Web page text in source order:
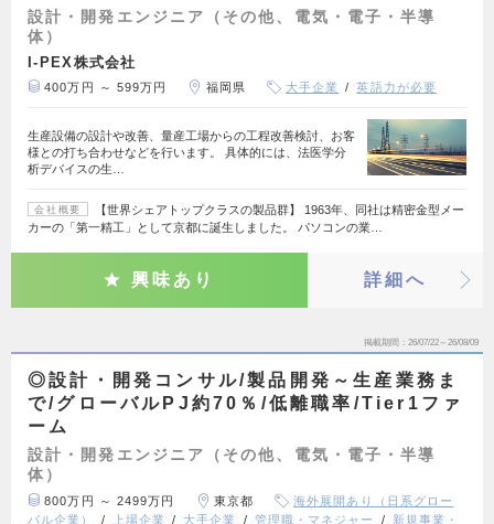
設計・開発エンジニア（その他、電気・電子・半導
体）
I-PEX株式会社
400万円 ～ 599万円 福岡県 大手企業 英語力が必要
生産設備の設計や改善、量産工場からの工程改善検討、お客
様との打ち合わせなどを行います。 具体的には、法医学分
析デバイスの生…
会社概要
【世界シェアトップクラスの製品群】 1963年、同社は精密金型メー
カーの「第一精工」として京都に誕生しました。 パソコンの業…
興味あり 詳細へ
掲載期間 26/07/22～26/08/09
◎設計・開発コンサル/製品開発～生産業務ま
で/グローバルPJ約70％/低離職率/Tier1ファ
ーム
設計・開発エンジニア（その他、電気・電子・半導
体）
800万円 ～ 2499万円 東京都
海外展開あり（日系グロー
バル企業）
上場企業 大手企業 管理職・マネジャー
新規事業・